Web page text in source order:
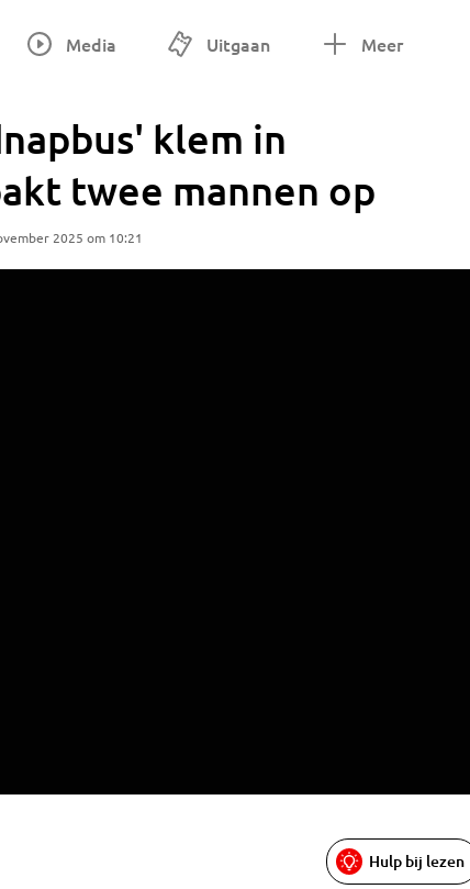
Media Uitgaan Meer
klem in
twee mannen op
2025 om 10:21
Hulp bij lezen